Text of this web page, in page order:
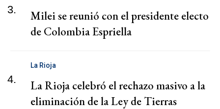
3.
Milei se reunió con el presidente electo
de Colombia Espriella
4.
La Rioja
La Rioja celebró el rechazo masivo a la
eliminación de la Ley de Tierras